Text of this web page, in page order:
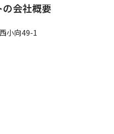
会社概要
小向49-1